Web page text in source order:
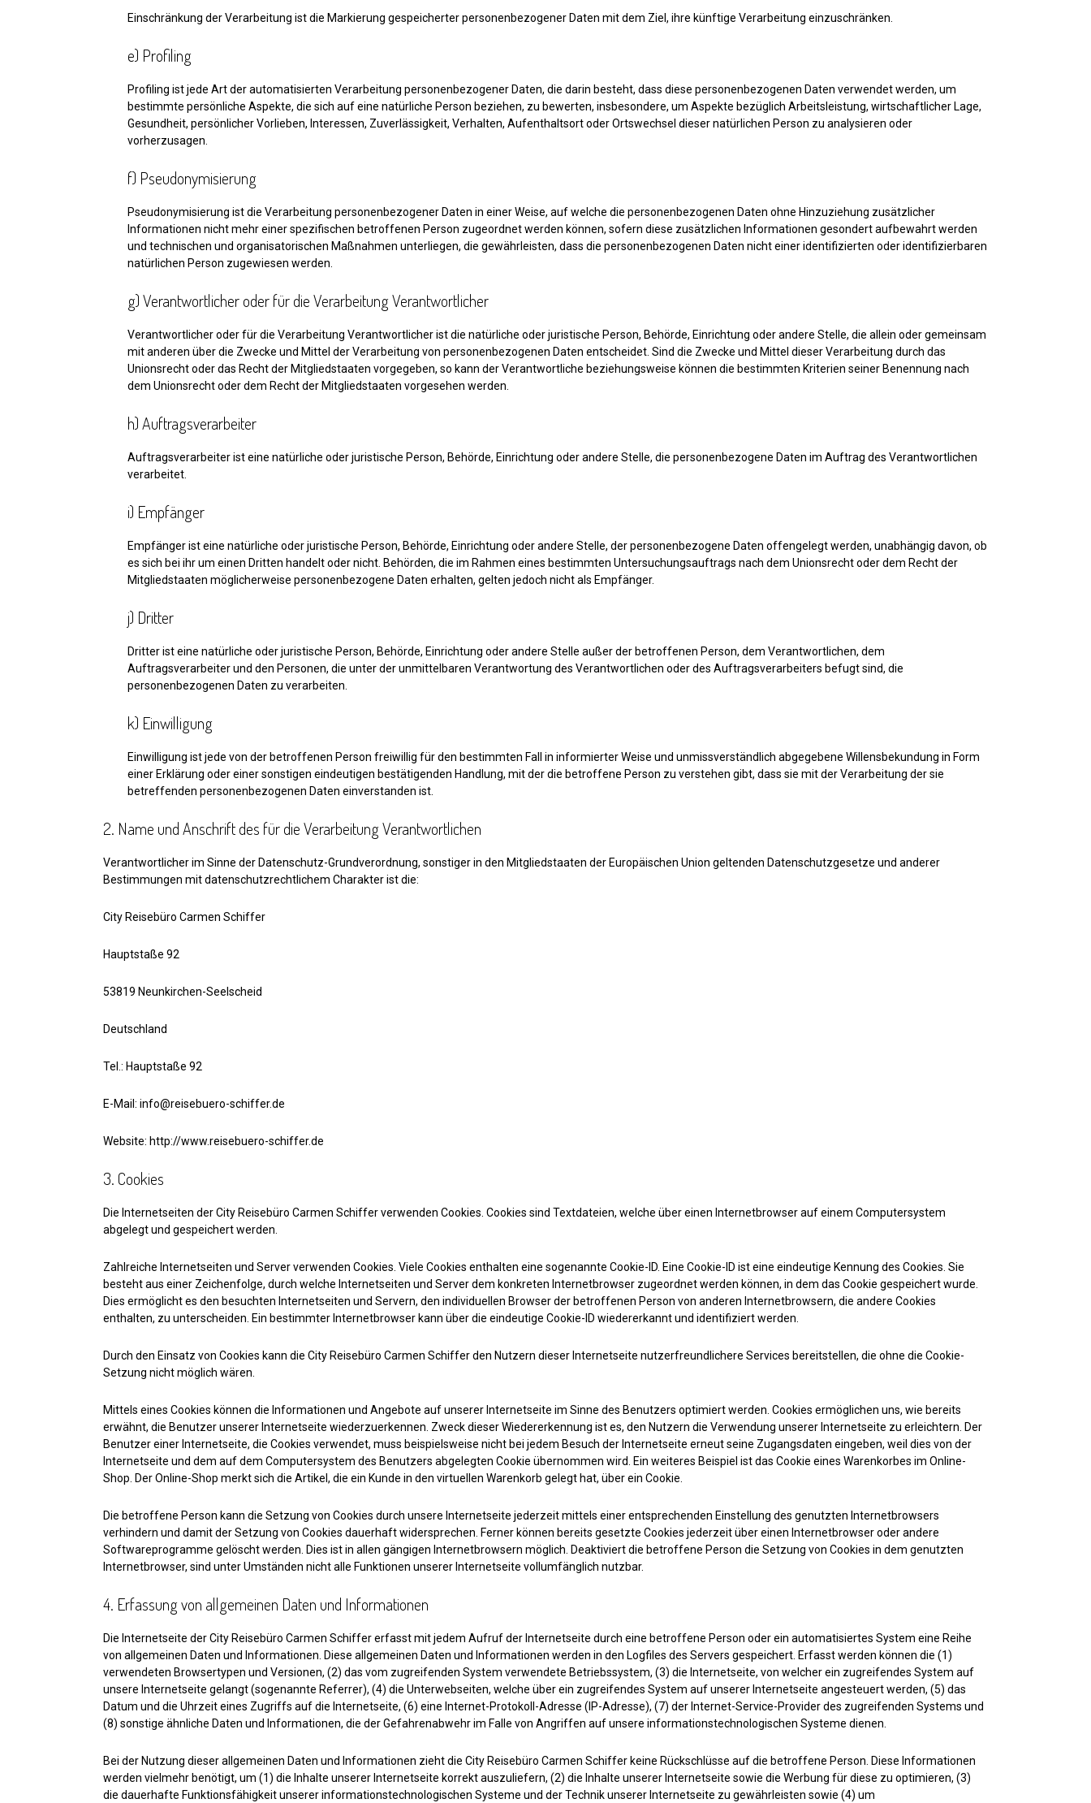
Einschränkung der Verarbeitung ist die Markierung gespeicherter personenbezogener Daten mit dem Ziel, ihre künftige Verarbeitung einzuschränken.
e) Profiling
Profiling ist jede Art der automatisierten Verarbeitung personenbezogener Daten, die darin besteht, dass diese personenbezogenen Daten verwendet werden, um
bestimmte persönliche Aspekte, die sich auf eine natürliche Person beziehen, zu bewerten, insbesondere, um Aspekte bezüglich Arbeitsleistung, wirtschaftlicher Lage,
Gesundheit, persönlicher Vorlieben, Interessen, Zuverlässigkeit, Verhalten, Aufenthaltsort oder Ortswechsel dieser natürlichen Person zu analysieren oder
vorherzusagen.
f) Pseudonymisierung
Pseudonymisierung ist die Verarbeitung personenbezogener Daten in einer Weise, auf welche die personenbezogenen Daten ohne Hinzuziehung zusätzlicher
Informationen nicht mehr einer spezifischen betroffenen Person zugeordnet werden können, sofern diese zusätzlichen Informationen gesondert aufbewahrt werden
und technischen und organisatorischen Maßnahmen unterliegen, die gewährleisten, dass die personenbezogenen Daten nicht einer identifizierten oder identifizierbaren
natürlichen Person zugewiesen werden.
g) Verantwortlicher oder für die Verarbeitung Verantwortlicher
Verantwortlicher oder für die Verarbeitung Verantwortlicher ist die natürliche oder juristische Person, Behörde, Einrichtung oder andere Stelle, die allein oder gemeinsam
mit anderen über die Zwecke und Mittel der Verarbeitung von personenbezogenen Daten entscheidet. Sind die Zwecke und Mittel dieser Verarbeitung durch das
Unionsrecht oder das Recht der Mitgliedstaaten vorgegeben, so kann der Verantwortliche beziehungsweise können die bestimmten Kriterien seiner Benennung nach
dem Unionsrecht oder dem Recht der Mitgliedstaaten vorgesehen werden.
h) Auftragsverarbeiter
Auftragsverarbeiter ist eine natürliche oder juristische Person, Behörde, Einrichtung oder andere Stelle, die personenbezogene Daten im Auftrag des Verantwortlichen
verarbeitet.
i) Empfänger
Empfänger ist eine natürliche oder juristische Person, Behörde, Einrichtung oder andere Stelle, der personenbezogene Daten offengelegt werden, unabhängig davon, ob
es sich bei ihr um einen Dritten handelt oder nicht. Behörden, die im Rahmen eines bestimmten Untersuchungsauftrags nach dem Unionsrecht oder dem Recht der
Mitgliedstaaten möglicherweise personenbezogene Daten erhalten, gelten jedoch nicht als Empfänger.
j) Dritter
Dritter ist eine natürliche oder juristische Person, Behörde, Einrichtung oder andere Stelle außer der betroffenen Person, dem Verantwortlichen, dem
Auftragsverarbeiter und den Personen, die unter der unmittelbaren Verantwortung des Verantwortlichen oder des Auftragsverarbeiters befugt sind, die
personenbezogenen Daten zu verarbeiten.
k) Einwilligung
Einwilligung ist jede von der betroffenen Person freiwillig für den bestimmten Fall in informierter Weise und unmissverständlich abgegebene Willensbekundung in Form
einer Erklärung oder einer sonstigen eindeutigen bestätigenden Handlung, mit der die betroffene Person zu verstehen gibt, dass sie mit der Verarbeitung der sie
betreffenden personenbezogenen Daten einverstanden ist.
2. Name und Anschrift des für die Verarbeitung Verantwortlichen
Verantwortlicher im Sinne der Datenschutz-Grundverordnung, sonstiger in den Mitgliedstaaten der Europäischen Union geltenden Datenschutzgesetze und anderer
Bestimmungen mit datenschutzrechtlichem Charakter ist die:
City Reisebüro Carmen Schiffer
Hauptstaße 92
53819 Neunkirchen-Seelscheid
Deutschland
Tel.: Hauptstaße 92
E-Mail: info@reisebuero-schiffer.de
Website: http://www.reisebuero-schiffer.de
3. Cookies
Die Internetseiten der City Reisebüro Carmen Schiffer verwenden Cookies. Cookies sind Textdateien, welche über einen Internetbrowser auf einem Computersystem
abgelegt und gespeichert werden.
Zahlreiche Internetseiten und Server verwenden Cookies. Viele Cookies enthalten eine sogenannte Cookie-ID. Eine Cookie-ID ist eine eindeutige Kennung des Cookies. Sie
besteht aus einer Zeichenfolge, durch welche Internetseiten und Server dem konkreten Internetbrowser zugeordnet werden können, in dem das Cookie gespeichert wurde.
Dies ermöglicht es den besuchten Internetseiten und Servern, den individuellen Browser der betroffenen Person von anderen Internetbrowsern, die andere Cookies
enthalten, zu unterscheiden. Ein bestimmter Internetbrowser kann über die eindeutige Cookie-ID wiedererkannt und identifiziert werden.
Durch den Einsatz von Cookies kann die City Reisebüro Carmen Schiffer den Nutzern dieser Internetseite nutzerfreundlichere Services bereitstellen, die ohne die Cookie-
Setzung nicht möglich wären.
Mittels eines Cookies können die Informationen und Angebote auf unserer Internetseite im Sinne des Benutzers optimiert werden. Cookies ermöglichen uns, wie bereits
erwähnt, die Benutzer unserer Internetseite wiederzuerkennen. Zweck dieser Wiedererkennung ist es, den Nutzern die Verwendung unserer Internetseite zu erleichtern. Der
Benutzer einer Internetseite, die Cookies verwendet, muss beispielsweise nicht bei jedem Besuch der Internetseite erneut seine Zugangsdaten eingeben, weil dies von der
Internetseite und dem auf dem Computersystem des Benutzers abgelegten Cookie übernommen wird. Ein weiteres Beispiel ist das Cookie eines Warenkorbes im Online-
Shop. Der Online-Shop merkt sich die Artikel, die ein Kunde in den virtuellen Warenkorb gelegt hat, über ein Cookie.
Die betroffene Person kann die Setzung von Cookies durch unsere Internetseite jederzeit mittels einer entsprechenden Einstellung des genutzten Internetbrowsers
verhindern und damit der Setzung von Cookies dauerhaft widersprechen. Ferner können bereits gesetzte Cookies jederzeit über einen Internetbrowser oder andere
Softwareprogramme gelöscht werden. Dies ist in allen gängigen Internetbrowsern möglich. Deaktiviert die betroffene Person die Setzung von Cookies in dem genutzten
Internetbrowser, sind unter Umständen nicht alle Funktionen unserer Internetseite vollumfänglich nutzbar.
4. Erfassung von allgemeinen Daten und Informationen
Die Internetseite der City Reisebüro Carmen Schiffer erfasst mit jedem Aufruf der Internetseite durch eine betroffene Person oder ein automatisiertes System eine Reihe
von allgemeinen Daten und Informationen. Diese allgemeinen Daten und Informationen werden in den Logfiles des Servers gespeichert. Erfasst werden können die (1)
verwendeten Browsertypen und Versionen, (2) das vom zugreifenden System verwendete Betriebssystem, (3) die Internetseite, von welcher ein zugreifendes System auf
unsere Internetseite gelangt (sogenannte Referrer), (4) die Unterwebseiten, welche über ein zugreifendes System auf unserer Internetseite angesteuert werden, (5) das
Datum und die Uhrzeit eines Zugriffs auf die Internetseite, (6) eine Internet-Protokoll-Adresse (IP-Adresse), (7) der Internet-Service-Provider des zugreifenden Systems und
(8) sonstige ähnliche Daten und Informationen, die der Gefahrenabwehr im Falle von Angriffen auf unsere informationstechnologischen Systeme dienen.
Bei der Nutzung dieser allgemeinen Daten und Informationen zieht die City Reisebüro Carmen Schiffer keine Rückschlüsse auf die betroffene Person. Diese Informationen
werden vielmehr benötigt, um (1) die Inhalte unserer Internetseite korrekt auszuliefern, (2) die Inhalte unserer Internetseite sowie die Werbung für diese zu optimieren, (3)
die dauerhafte Funktionsfähigkeit unserer informationstechnologischen Systeme und der Technik unserer Internetseite zu gewährleisten sowie (4) um